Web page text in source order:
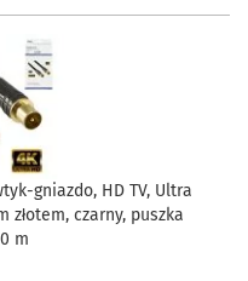
gniazdo, HD TV, Ultra
złotem, czarny, puszka
m